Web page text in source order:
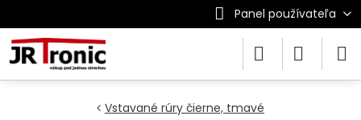
Panel používateľa
Vstavané rúry čierne, tmavé